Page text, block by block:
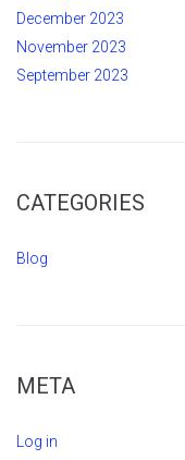
December 2023
November 2023
September 2023
CATEGORIES
Blog
META
Log in